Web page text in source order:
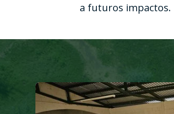
a futuros impactos.